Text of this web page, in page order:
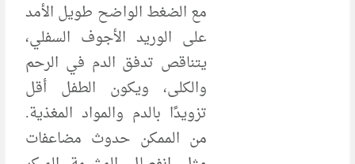
مع الضغط الواضح طويل الأمد
على الوريد الأجوف السفلي،
يتناقص تدفق الدم في الرحم
والكلى، ويكون الطفل أقل
تزويدًا بالدم والمواد المغذية.
من الممكن حدوث مضاعفات